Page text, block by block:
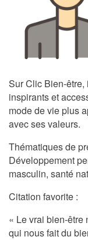
SurClic Bien-être,
inspirants et
mode de vie plus
avec ses valeurs.
Thématiques de
Développement
masculin, santé
Citation favorite :
« Le vrai bien-être
qui nous fait du